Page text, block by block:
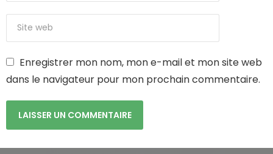
Enregistrer mon nom, mon e-mail et mon site web
dans le navigateur pour mon prochain commentaire.